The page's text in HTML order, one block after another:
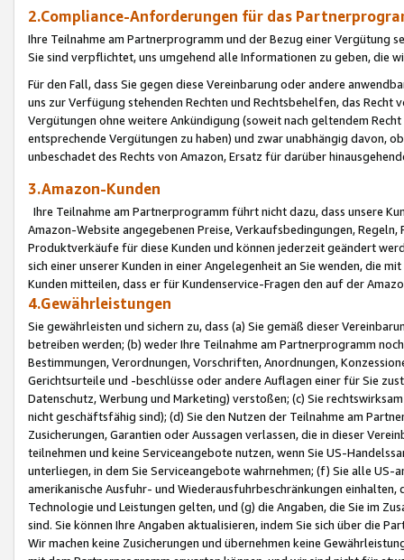
2.Compliance-Anforderungen für das
Ihre Teilnahme am Partnerprogramm und der Bezug einer Vergütung
Sie sind verpflichtet, uns umgehend alle Informationen zu geben, die
Für den Fall, dass Sie gegen diese Vereinbarung oder andere
uns zur Verfügung stehenden Rechten und Rechtsbehelfen, das
Vergütungen ohne weitere Ankündigung (soweit nach geltendem
entsprechende Vergütungen zu haben) und zwar unabhängig davon,
unbeschadet des Rechts von Amazon, Ersatz für darüber
3.Amazon-Kunden
Ihre Teilnahme am Partnerprogramm führt nicht dazu, dass unsere
Amazon-Website angegebenen Preise, Verkaufsbedingungen,
Produktverkäufe für diese Kunden und können jederzeit geändert
sich einer unserer Kunden in einer Angelegenheit an Sie wenden, die
Kunden mitteilen, dass er für Kundenservice-Fragen den auf der
4.Gewährleistungen
Sie gewährleisten und sichern zu, dass (a) Sie gemäß dieser
betreiben werden; (b) weder Ihre Teilnahme am Partnerprogramm
Bestimmungen, Verordnungen, Vorschriften, Anordnungen,
Gerichtsurteile und -beschlüsse oder andere Auflagen einer für Sie
Datenschutz, Werbung und Marketing) verstoßen; (c) Sie
nicht geschäftsfähig sind); (d) Sie den Nutzen der Teilnahme am
Zusicherungen, Garantien oder Aussagen verlassen, die in dieser
teilnehmen und keine Serviceangebote nutzen, wenn Sie US-
unterliegen, in dem Sie Serviceangebote wahrnehmen; (f) Sie alle
amerikanische Ausfuhr- und Wiederausfuhrbeschränkungen
Technologie und Leistungen gelten, und (g) die Angaben, die Sie im
sind. Sie können Ihre Angaben aktualisieren, indem Sie sich über die
Wir machen keine Zusicherungen und übernehmen keine